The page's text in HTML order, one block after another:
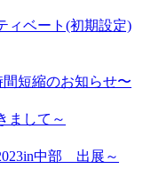
ィベート(初期設定)
短縮のお知らせ〜
まして～
中部 出展～